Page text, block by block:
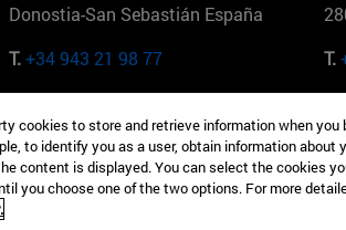
Donostia-San Sebastián España
T.+34 943 21 98 77
T.
165 W 57th St 10019-2201 Nueva York
EE.UU
T.+1 646 346 8850
T.
cookies to store and retrieve information when you
to identify you as a user, obtain information about
content is displayed. You can select the cookies
you choose one of the two options. For more